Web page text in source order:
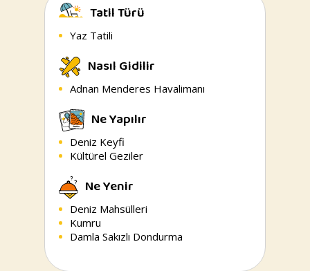
Tatil Türü
Yaz Tatili
Nasıl Gidilir
Adnan Menderes Havalimanı
Ne Yapılır
Deniz Keyfi
Kültürel Geziler
Ne Yenir
Deniz Mahsülleri
Kumru
Damla Sakızlı Dondurma